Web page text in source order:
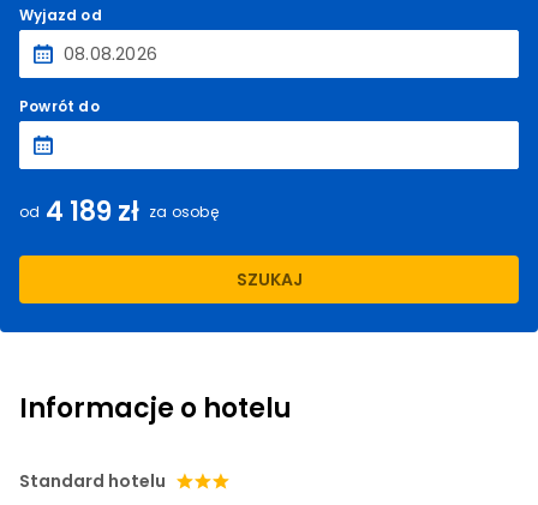
Wyjazd od
Powrót do
od 4 189 zł za osobę
SZUKAJ
Informacje o hotelu
Standard hotelu